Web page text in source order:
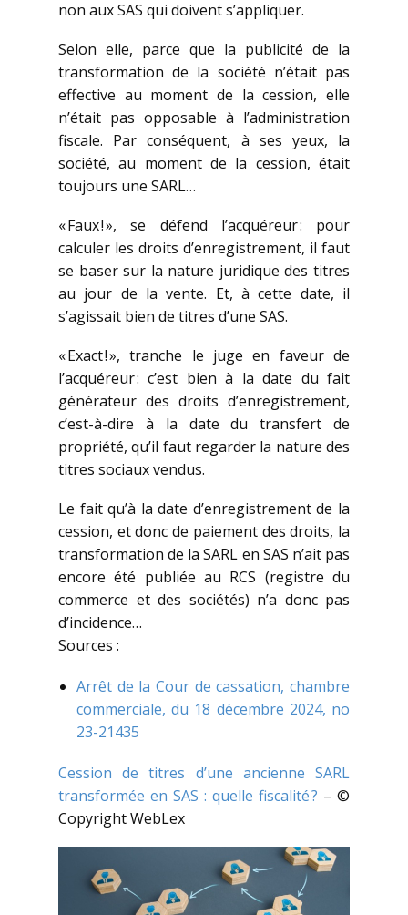
non aux SAS qui doivent s’appliquer.
Selon elle, parce que la publicité de la
transformation de la société n’était pas
effective au moment de la cession, elle
n’était pas opposable à l’administration
fiscale. Par conséquent, à ses yeux, la
société, au moment de la cession, était
toujours une SARL…
« Faux ! », se défend l’acquéreur : pour
calculer les droits d’enregistrement, il faut
se baser sur la nature juridique des titres
au jour de la vente. Et, à cette date, il
s’agissait bien de titres d’une SAS.
« Exact ! », tranche le juge en faveur de
l’acquéreur : c’est bien à la date du fait
générateur des droits d’enregistrement,
c’est-à-dire à la date du transfert de
propriété, qu’il faut regarder la nature des
titres sociaux vendus.
Le fait qu’à la date d’enregistrement de la
cession, et donc de paiement des droits, la
transformation de la SARL en SAS n’ait pas
encore été publiée au RCS (registre du
commerce et des sociétés) n’a donc pas
d’incidence…
Sources :
Arrêt de la Cour de cassation, chambre
commerciale, du 18 décembre 2024, no
23-21435
Cession de titres d’une ancienne SARL
transformée en SAS : quelle fiscalité ? – ©
Copyright WebLex